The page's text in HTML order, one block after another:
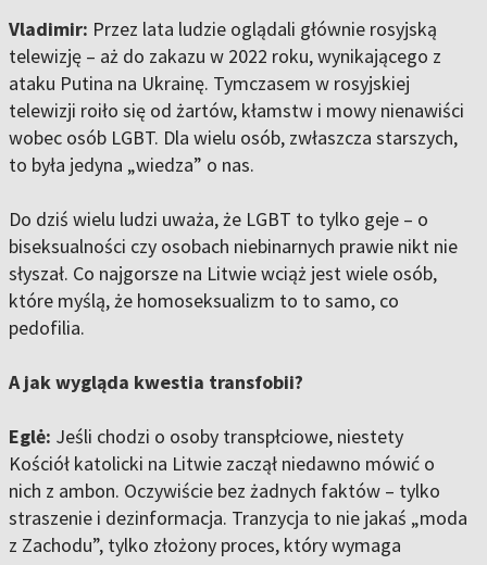
Vladimir: Przez lata ludzie oglądali głównie rosyjską
telewizję – aż do zakazu w 2022 roku, wynikającego z
ataku Putina na Ukrainę. Tymczasem w rosyjskiej
telewizji roiło się od żartów, kłamstw i mowy nienawiści
wobec osób LGBT. Dla wielu osób, zwłaszcza starszych,
to była jedyna „wiedza” o nas.
Do dziś wielu ludzi uważa, że LGBT to tylko geje – o
biseksualności czy osobach niebinarnych prawie nikt nie
słyszał. Co najgorsze na Litwie wciąż jest wiele osób,
które myślą, że homoseksualizm to to samo, co
pedofilia.
A jak wygląda kwestia transfobii?
Eglė: Jeśli chodzi o osoby transpłciowe, niestety
Kościół katolicki na Litwie zaczął niedawno mówić o
nich z ambon. Oczywiście bez żadnych faktów – tylko
straszenie i dezinformacja. Tranzycja to nie jakaś „moda
z Zachodu”, tylko złożony proces, który wymaga